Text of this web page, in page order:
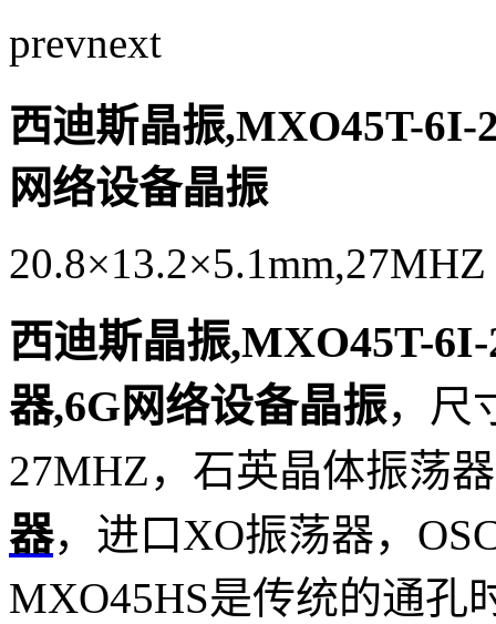
prevnext
西迪斯晶振,MXO45T-6I-
网络设备晶振
20.8×13.2×5.1mm,27MHZ
西迪斯晶振,MXO45T-
器,6G网络设备晶振，尺
27MHZ，石英晶体振荡
器，进口XO振荡器，
MXO45HS是传统的通孔